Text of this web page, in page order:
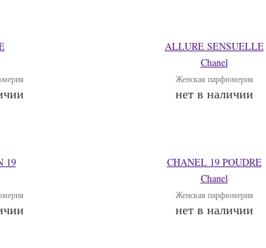
ALLURE SENSUELLE
Chanel
Женская парфюмерия
нет в наличии
19
CHANEL 19 POUDRE
Chanel
Женская парфюмерия
нет в наличии